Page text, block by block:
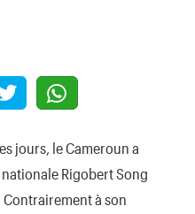
jours, le Cameroun a
Rigobert Song
à son